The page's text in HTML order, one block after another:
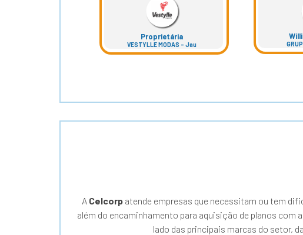
Proprietária
VESTYLLE MODAS – Jau
A Celcorp atende empresas que necessitam ou tem
além do encaminhamento para aquisição de planos com
lado das principais marcas do setor,